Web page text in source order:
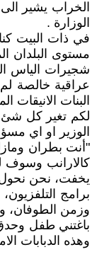
الوزارة .
في ذات البيت
مستوى البلدان
شجيرات الياس
عراقية خالصة
البنات
لكم تغير كل شئ
الوزير او اي
"أنت بطران
كالارانب وسوف
يخفت، نحن نحول
برامج
وزمن الطوفان،
باغتني طفل
وهذه الدبابات